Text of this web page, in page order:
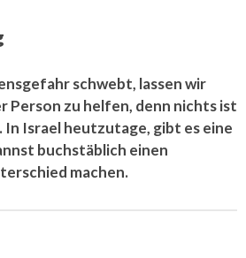
schwebt, lassen wir
Person zu helfen, denn nichts ist
Israel heutzutage, gibt es eine
buchstäblich einen
machen.